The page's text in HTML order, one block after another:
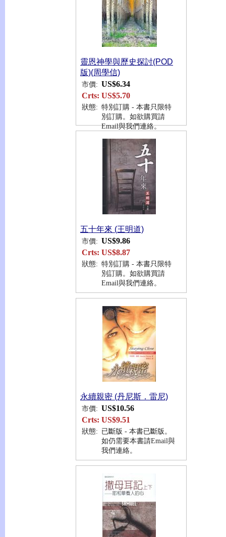
靈恩神學與歷史探討(POD
版)(周學信)
市價: US$6.34
Crts: US$5.70
狀態: 特別訂購 - 本書只限特
別訂購。如欲購買請
Email與我們連絡。
五十年來 (王明道)
市價: US$9.86
Crts: US$8.87
狀態: 特別訂購 - 本書只限特
別訂購。如欲購買請
Email與我們連絡。
永續親密 (丹尼斯．雷尼)
市價: US$10.56
Crts: US$9.51
狀態: 已斷版 - 本書已斷版。
如仍需要本書請Email與
我們連絡。